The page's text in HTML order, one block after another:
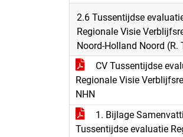
2.6 Tussentijdse
Regionale Visie
Noord-Holland Noord (R.
CV Tussentijdse
Regionale Visie
NHN
1. Bijlage
Tussentijdse evaluatie